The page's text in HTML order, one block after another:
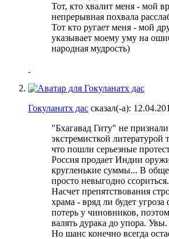
Тот, кто хвалит меня - мой
непрерывная похвала
Тот кто ругает меня - мой
указывает моему уму на
народная мудрость)
Гокуланатх дас сказал(-а):
"Бхагавад Гиту" не
экстремисткой литературой
что пошли серьезные
Россия продает Индии
кругленькие суммы... В
просто невыгодно ссориться.
Насчет препятствования
храма - вряд ли будет
потерь у чиновников,
валять дурака до упора. Увы.
Но шанс конечно всегда